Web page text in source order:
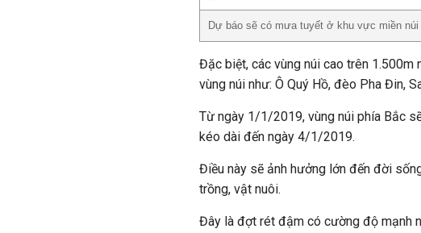
Dự báo sẽ có mưa tuyết ở khu vực miền núi
Đặc biệt, các vùng núi cao trên 1.500m
vùng núi như: Ô Quý Hồ, đèo Pha Đin,
Từ ngày 1/1/2019, vùng núi phía Bắc
kéo dài đến ngày 4/1/2019.
Điều này sẽ ảnh hưởng lớn đến đời
trồng, vật nuôi.
Đây là đợt rét đậm có cường độ mạnh